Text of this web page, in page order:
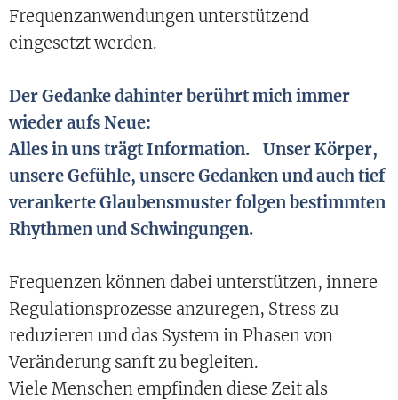
Frequenzanwendungen unterstützend
eingesetzt werden.
Der Gedanke dahinter berührt mich immer
wieder aufs Neue:
Alles in uns trägt Information. Unser Körper,
unsere Gefühle, unsere Gedanken und auch tief
verankerte Glaubensmuster folgen bestimmten
Rhythmen und Schwingungen.
Frequenzen können dabei unterstützen, innere
Regulationsprozesse anzuregen, Stress zu
reduzieren und das System in Phasen von
Veränderung sanft zu begleiten.
Viele Menschen empfinden diese Zeit als